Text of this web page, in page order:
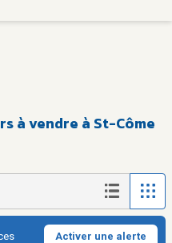
à vendre à St-Côme
Activer une alerte